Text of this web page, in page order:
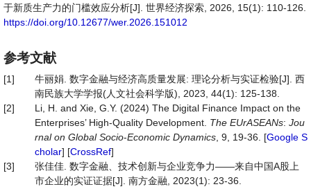
于新质生产力的门槛效应分析[J]. 世界经济探索, 2026, 15(1): 110-126.
https://doi.org/10.12677/wer.2026.151012
参考文献
[1]
牛丽娟. 数字金融与经济高质量发展: 理论分析与实证检验[J]. 西
南民族大学学报(人文社会科学版), 2023, 44(1): 125-138.
[2]
Li, H. and Xie, G.Y. (2024) The Digital Finance Impact on the
Enterprises’ High-Quality Development. The EUrASEANs: Jou
rnal on Global Socio-Economic Dynamics , 9, 19-36. [Google S
cholar] [CrossRef]
[3]
张佳佳. 数字金融、技术创新与企业竞争力——来自中国A股上
市企业的实证证据[J]. 南方金融, 2023(1): 23-36.